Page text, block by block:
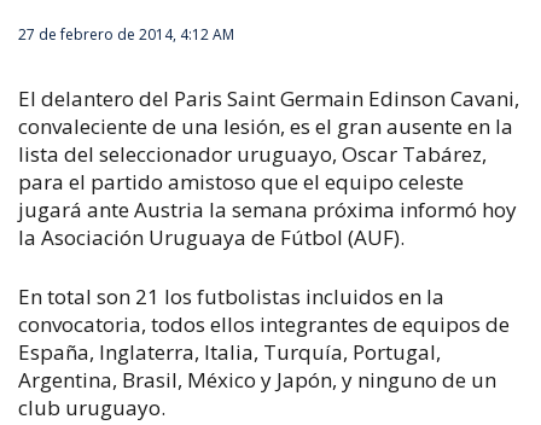
27 de febrero de 2014, 4:12 AM
El delantero del Paris Saint Germain Edinson Cavani,
convaleciente de una lesión, es el gran ausente en la
lista del seleccionador uruguayo, Oscar Tabárez,
para el partido amistoso que el equipo celeste
jugará ante Austria la semana próxima informó hoy
la Asociación Uruguaya de Fútbol (AUF).
En total son 21 los futbolistas incluidos en la
convocatoria, todos ellos integrantes de equipos de
España, Inglaterra, Italia, Turquía, Portugal,
Argentina, Brasil, México y Japón, y ninguno de un
club uruguayo.